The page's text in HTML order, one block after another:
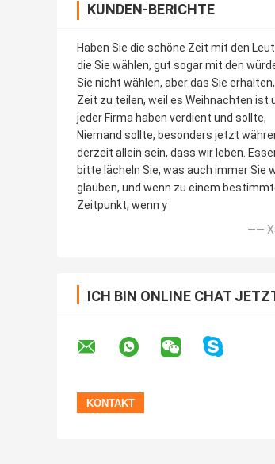
KUNDEN-BERICHTE
Haben Sie die schöne Zeit mit den
die Sie wählen, gut sogar mit den
Sie nicht wählen, aber das Sie
Zeit zu teilen, weil es Weihnachten ist
jeder Firma haben verdient und sollte,
Niemand sollte, besonders jetzt
derzeit allein sein, dass wir leben.
bitte lächeln Sie, was auch immer Sie
glauben, und wenn zu einem
Zeitpunkt, wenn y
——
ICH BIN ONLINE CHAT